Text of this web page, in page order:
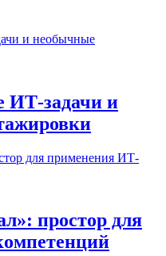
и
простор для